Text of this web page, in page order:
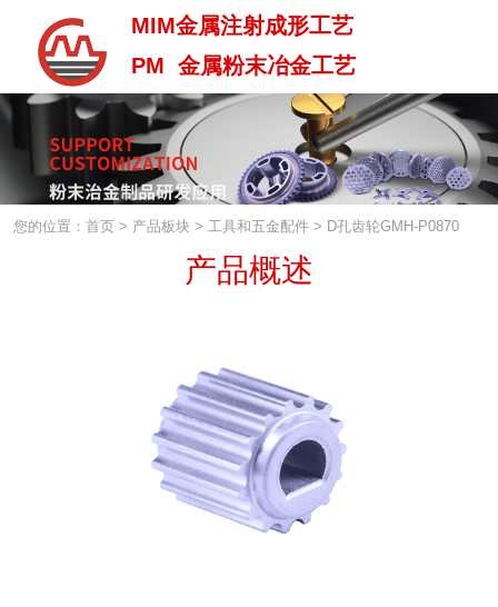
PM 金属粉末治金工艺
中 / En
MIM金属注射成形工艺
PM 金属粉末冶金工艺
您的位置：首页 > 产品板块 > 工具和五金配件 > D孔齿轮GMH-P0870
产品概述